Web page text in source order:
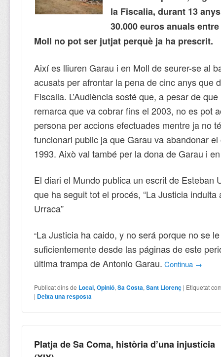
la Fiscalia, durant 13
30.000 euros anuals
Moll no pot ser jutjat perquè ja ha prescrit.
Així es lliuren Garau i en Moll de seurer-se al
acusats per afrontar la pena de cinc anys que
Fiscalia. L’Audiència sosté que, a pesar de
remarca que va cobrar fins el 2003, no es pot
persona per accions efectuades mentre ja no
funcionari public ja que Garau va abandonar
1993. Això val també per la dona de Garau i
El diari el Mundo publica un escrit de Esteban
que ha seguit tot el procés, “La Justicia indulta
Urraca”
“La Justicia ha caido, y no será porque no se
suficientemente desde las páginas de este
última trampa de Antonio Garau. Continua →
Publicat dins de Local,Opinió,Sa Costa,Sant Llorenç | Etiquetat
| Deixa una resposta
Platja de Sa Coma, història d’una injustícia